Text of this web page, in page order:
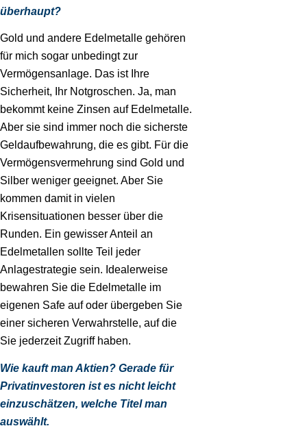
überhaupt?
Gold und andere Edelmetalle gehören
für mich sogar unbedingt zur
Vermögensanlage. Das ist Ihre
Sicherheit, Ihr Notgroschen. Ja, man
bekommt keine Zinsen auf Edelmetalle.
Aber sie sind immer noch die sicherste
Geldaufbewahrung, die es gibt. Für die
Vermögensvermehrung sind Gold und
Silber weniger geeignet. Aber Sie
kommen damit in vielen
Krisensituationen besser über die
Runden. Ein gewisser Anteil an
Edelmetallen sollte Teil jeder
Anlagestrategie sein. Idealerweise
bewahren Sie die Edelmetalle im
eigenen Safe auf oder übergeben Sie
einer sicheren Verwahrstelle, auf die
Sie jederzeit Zugriff haben.
Wie kauft man Aktien? Gerade für
Privatinvestoren ist es nicht leicht
einzuschätzen, welche Titel man
auswählt.